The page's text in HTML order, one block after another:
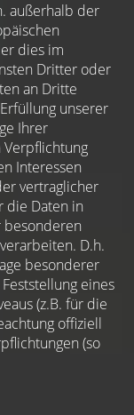
außerhalb der
dies im
Dritter oder
an Dritte
unserer
Ihrer
Interessen
vertraglicher
die Daten in
D.h.
besonderer
eines
(z.B. für die
offiziell
(so